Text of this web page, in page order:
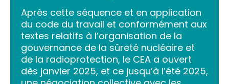
Après cette séquence et en application
du code du travail et conformément aux
textes relatifs à l’organisation de la
gouvernance de la sûreté nucléaire et
de la radioprotection, le CEA a ouvert
dès janvier 2025, et ce jusqu’à l’été 2025,